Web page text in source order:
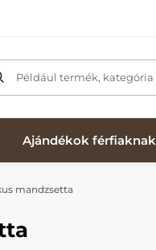
Például termék, kategória
Ajándékok férfiaknak
mandzsetta